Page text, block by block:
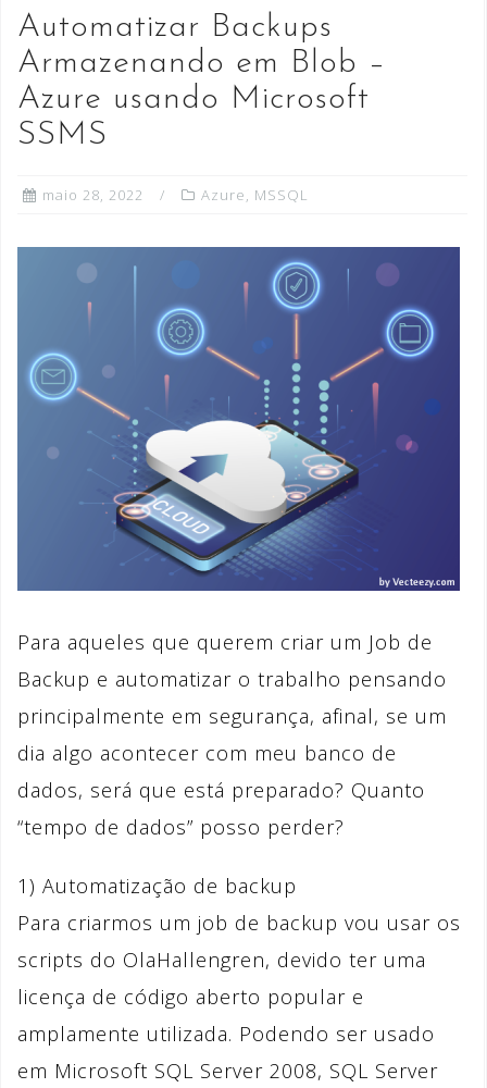
Automatizar Backups
Armazenando em Blob –
Azure usando Microsoft
SSMS
maio 28, 2022 Azure, MSSQL
Para aqueles que querem criar um Job de
Backup e automatizar o trabalho pensando
principalmente em segurança, afinal, se um
dia algo acontecer com meu banco de
dados, será que está preparado? Quanto
“tempo de dados” posso perder?
1) Automatização de backup
Para criarmos um job de backup vou usar os
scripts do OlaHallengren, devido ter uma
licença de código aberto popular e
amplamente utilizada. Podendo ser usado
em Microsoft SQL Server 2008, SQL Server